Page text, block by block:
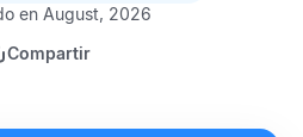
en August, 2026
Compartir